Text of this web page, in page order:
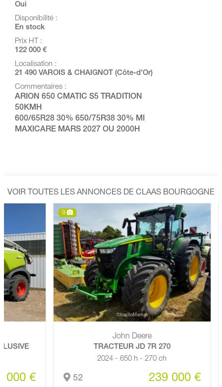
Oui
Disponibilité :
En stock
Prix HT :
122 000 €
Localisation :
21 490 VAROIS & CHAIGNOT (Côte-d'Or)
Commentaires :
ARION 650 CMATIC S5 TRADITION
50KMH
600/65R28 30% 650/75R38 30% MI
MAXICARE MARS 2027 OU 2000H
VOIR TOUTES LES ANNONCES DE CLAAS BOURGOGNE
€
John Deere
TRACTEUR JD 7R 270
2024 - 650 h - 270 ch
52 239 000 €